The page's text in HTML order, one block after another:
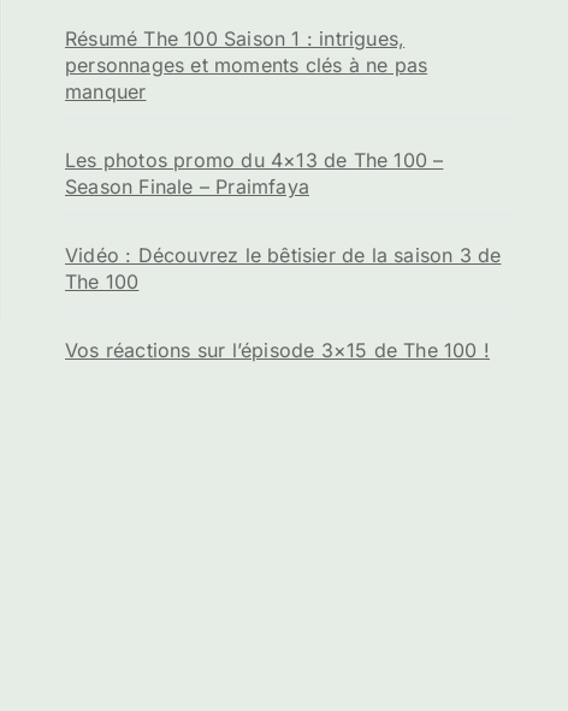
Résumé The 100 Saison 1 : intrigues,
personnages et moments clés à ne pas
manquer
Les photos promo du 4×13 de The 100 –
Season Finale – Praimfaya
Vidéo : Découvrez le bêtisier de la saison 3 de
The 100
Vos réactions sur l’épisode 3×15 de The 100 !